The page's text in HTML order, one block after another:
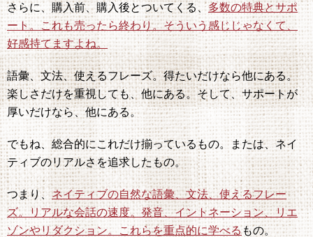
さらに、購入前、購入後とついてくる、多数の特典とサポ
ート。これも売ったら終わり。そういう感じじゃなくて、
好感持てますよね。
語彙、文法、使えるフレーズ。得たいだけなら他にある。
楽しさだけを重視しても、他にある。そして、サポートが
厚いだけなら、他にある。
でもね、総合的にこれだけ揃っているもの。または、ネイ
ティブのリアルさを追求したもの。
つまり、ネイティブの自然な語彙、文法、使えるフレー
ズ。リアルな会話の速度。発音、イントネーション、リエ
ゾンやリダクション。これらを重点的に学べるもの。